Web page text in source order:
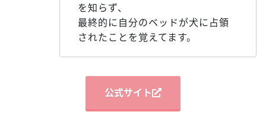
を知らず、
最終的に自分のベッドが犬に占領
されたことを覚えてます。
公式サイト